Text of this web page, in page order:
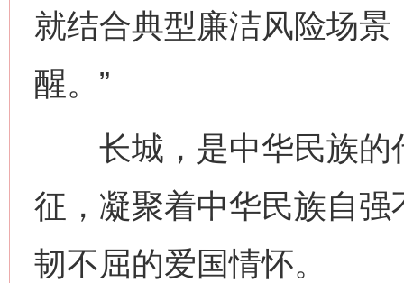
就结合典型廉洁风险场
醒。”
长城，是中华民族的
征，凝聚着中华民族自
韧不屈的爱国情怀。